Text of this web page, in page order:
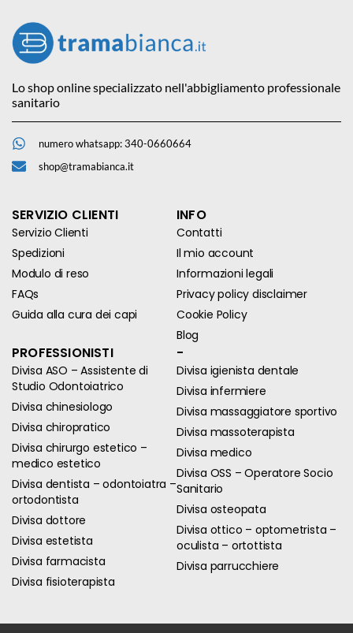
Lo shop online specializzato nell'abbigliamento professionale
sanitario
numero whatsapp: 340-0660664
shop@tramabianca.it
SERVIZIO CLIENTI
Servizio Clienti
Spedizioni
Modulo di reso
FAQs
Guida alla cura dei capi
INFO
Contatti
Il mio account
Informazioni legali
Privacy policy disclaimer
Cookie Policy
Blog
PROFESSIONISTI
Divisa ASO – Assistente di
Studio Odontoiatrico
Divisa chinesiologo
Divisa chiropratico
Divisa chirurgo estetico –
medico estetico
Divisa dentista – odontoiatra –
ortodontista
Divisa dottore
Divisa estetista
Divisa farmacista
Divisa fisioterapista
-
Divisa igienista dentale
Divisa infermiere
Divisa massaggiatore sportivo
Divisa massoterapista
Divisa medico
Divisa OSS – Operatore Socio
Sanitario
Divisa osteopata
Divisa ottico – optometrista –
oculista – ortottista
Divisa parrucchiere